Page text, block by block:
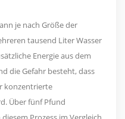
je nach Größe der
tausend Liter Wasser
Energie aus dem
die Gefahr besteht, dass
konzentrierte
Über fünf Pfund